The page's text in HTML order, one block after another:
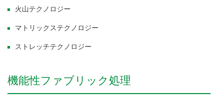
火山テクノロジー
マトリックステクノロジー
ストレッチテクノロジー
機能性ファブリック処理